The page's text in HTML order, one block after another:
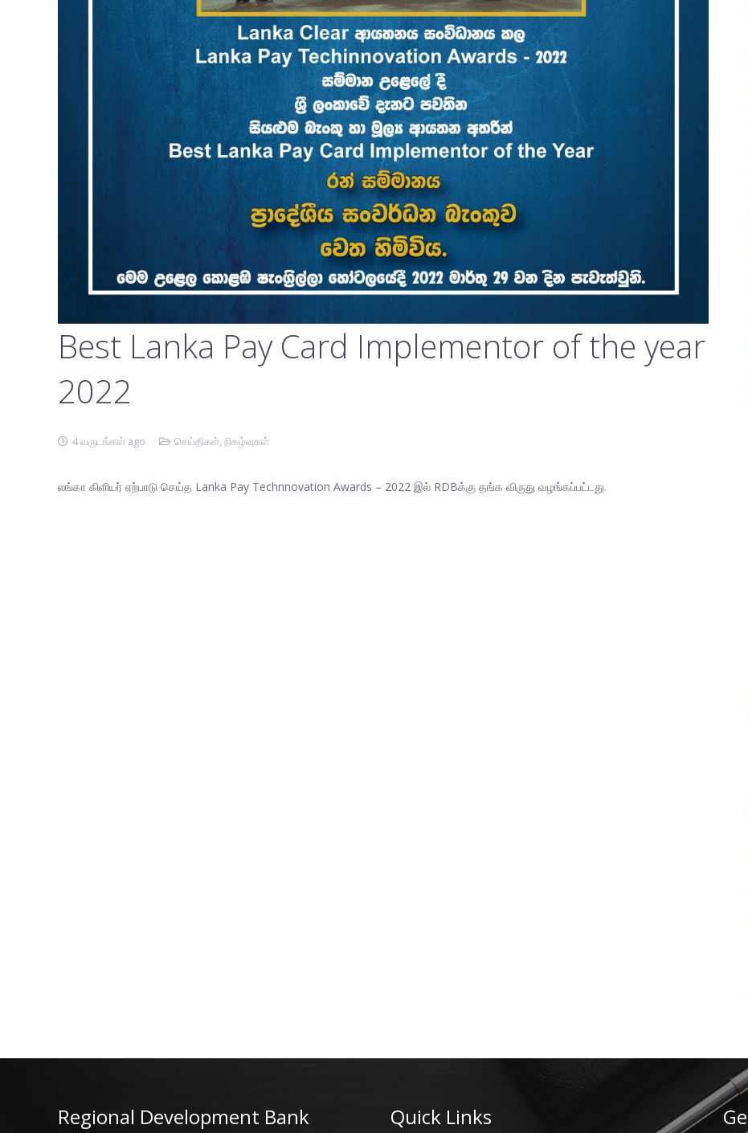
Best Lanka Pay Card Implementor of the year
2022
4 வருடங்கள் ago செய்திகள், நிகழ்வுகள்
லங்கா கிளியர் ஏற்பாடு செய்த Lanka Pay Technnovation Awards – 2022 இல் RDBக்கு தங்க விருது வழங்கப்பட்டது.
Regional Development Bank Quick Links